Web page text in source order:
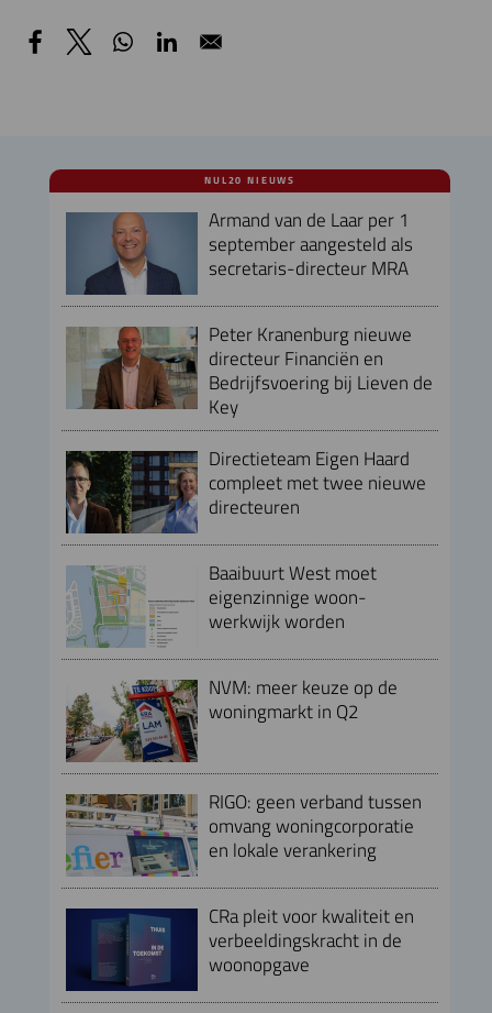
NUL20 NIEUWS
Armand van de Laar per 1
september aangesteld als
secretaris-directeur MRA
Peter Kranenburg nieuwe
directeur Financiën en
Bedrijfsvoering bij Lieven de
Key
Directieteam Eigen Haard
compleet met twee nieuwe
directeuren
Baaibuurt West moet
eigenzinnige woon-
werkwijk worden
NVM: meer keuze op de
woningmarkt in Q2
RIGO: geen verband tussen
omvang woningcorporatie
en lokale verankering
CRa pleit voor kwaliteit en
verbeeldingskracht in de
woonopgave